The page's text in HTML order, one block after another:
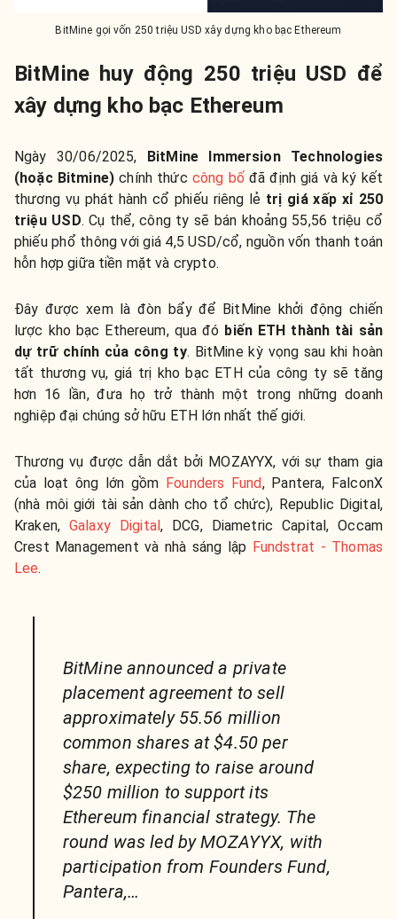
BitMine gọi vốn 250 triệu USD xây dựng kho bạc Ethereum
BitMine huy động 250 triệu USD để
xây dựng kho bạc Ethereum
Ngày 30/06/2025, BitMine Immersion Technologies
(hoặc Bitmine) chính thức công bốđã định giá và ký kết
thương vụ phát hành cổ phiếu riêng lẻ trị giá xấp xỉ 250
triệu USD. Cụ thể, công ty sẽ bán khoảng 55,56 triệu cổ
phiếu phổ thông với giá 4,5 USD/cổ, nguồn vốn thanh toán
hỗn hợp giữa tiền mặt và crypto.
Đây được xem là đòn bẩy để BitMine khởi động chiến
lược kho bạc Ethereum, qua đó biến ETH thành tài sản
dự trữ chính của công ty. BitMine kỳ vọng sau khi hoàn
tất thương vụ, giá trị kho bạc ETH của công ty sẽ tăng
hơn 16 lần, đưa họ trở thành một trong những doanh
nghiệp đại chúng sở hữu ETH lớn nhất thế giới.
Thương vụ được dẫn dắt bởi MOZAYYX, với sự tham gia
của loạt ông lớn gồm Founders Fund, Pantera, FalconX
(nhà môi giới tài sản dành cho tổ chức), Republic Digital,
Kraken,Galaxy Digital, DCG, Diametric Capital, Occam
Crest Management và nhà sáng lập Fundstrat - Thomas
Lee.
BitMine announced a private
placement agreement to sell
approximately 55.56 million
common shares at $4.50 per
share, expecting to raise around
$250 million to support its
Ethereum financial strategy. The
round was led by MOZAYYX, with
participation from Founders Fund,
Pantera,…